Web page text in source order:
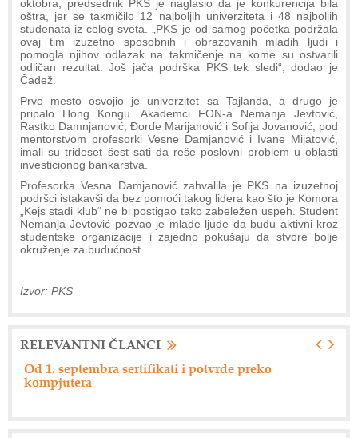
oktobra, predsednik PKS je naglasio da je konkurencija bila
oštra, jer se takmičilo 12 najboljih univerziteta i 48 najboljih
studenata iz celog sveta. „PKS je od samog početka podržala
ovaj tim izuzetno sposobnih i obrazovanih mladih ljudi i
pomogla njihov odlazak na takmičenje na kome su ostvarili
odličan rezultat. Još jača podrška PKS tek sledi“, dodao je
Čadež.
Prvo mesto osvojio je univerzitet sa Tajlanda, a drugo je
pripalo Hong Kongu. Akademci FON-a Nemanja Jevtović,
Rastko Damnjanović, Đorde Marijanović i Sofija Jovanović, pod
mentorstvom profesorki Vesne Damjanović i Ivane Mijatović,
imali su trideset šest sati da reše poslovni problem u oblasti
investicionog bankarstva.
Profesorka Vesna Damjanović zahvalila je PKS na izuzetnoj
podršci istakavši da bez pomoći takog lidera kao što je Komora
„Kejs stadi klub“ ne bi postigao tako zabeležen uspeh. Student
Nemanja Jevtović pozvao je mlade ljude da budu aktivni kroz
studentske organizacije i zajedno pokušaju da stvore bolje
okruženje za budućnost.
Izvor: PKS
RELEVANTNI ČLANCI
Nemački "Eberspacher" održao dan dobavljača